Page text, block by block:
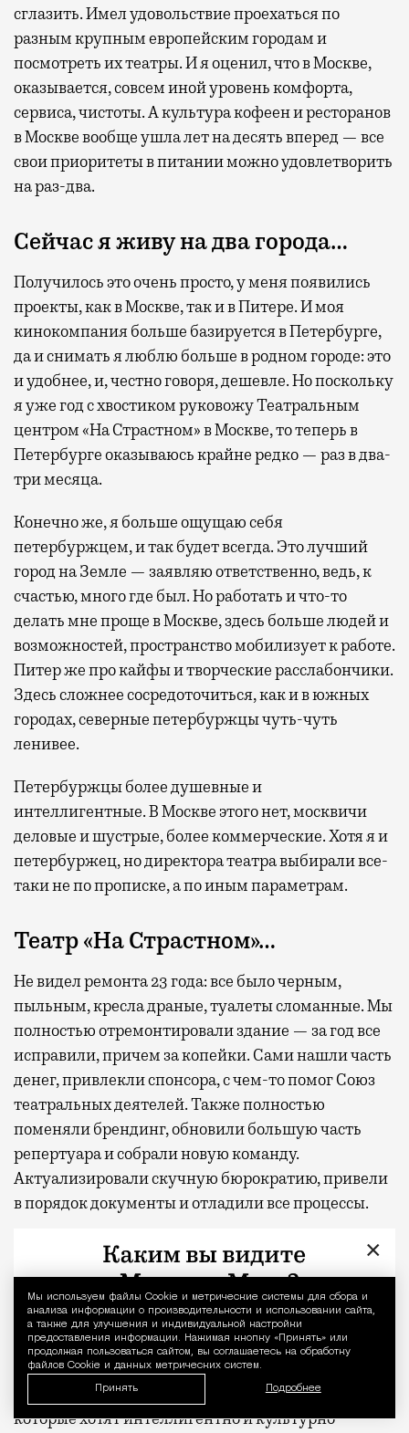
Уведомление
Мы используем файлы Сookie и метрические системы для сбора и
анализа информации о производительности и использовании сайта,
а также для улучшения и индивидуальной настройки
предоставления информации. Нажимая кнопку «Принять» или
продолжая пользоваться сайтом, вы соглашаетесь на обработку
файлов Cookie и данных метрических систем.
Принять Подробнее
сглазить. Имел удовольствие проехаться по
разным крупным европейским городам и
посмотреть их театры. И я оценил, что в Москве,
оказывается, совсем иной уровень комфорта,
сервиса, чистоты. А культура кофеен и ресторанов
в Москве вообще ушла лет на десять вперед — все
свои приоритеты в питании можно удовлетворить
на раз-два.
Сейчас я живу на два города…
Получилось это очень просто, у меня появились
проекты, как в Москве, так и в Питере. И моя
кинокомпания больше базируется в Петербурге,
да и снимать я люблю больше в родном городе: это
и удобнее, и, честно говоря, дешевле. Но поскольку
я уже год с хвостиком руковожу Театральным
центром «На Страстном» в Москве, то теперь в
Петербурге оказываюсь крайне редко — раз в два-
три месяца.
Конечно же, я больше ощущаю себя
петербуржцем, и так будет всегда. Это лучший
город на Земле — заявляю ответственно, ведь, к
счастью, много где был. Но работать и что-то
делать мне проще в Москве, здесь больше людей и
возможностей, пространство мобилизует к работе.
Питер же про кайфы и творческие расслабончики.
Здесь сложнее сосредоточиться, как и в южных
городах, северные петербуржцы чуть-чуть
ленивее.
Петербуржцы более душевные и
интеллигентные. В Москве этого нет, москвичи
деловые и шустрые, более коммерческие. Хотя я и
петербуржец, но директора театра выбирали все-
таки не по прописке, а по иным параметрам.
Театр «На Страстном»…
Не видел ремонта 23 года: все было черным,
пыльным, кресла драные, туалеты сломанные. Мы
полностью отремонтировали здание — за год все
исправили, причем за копейки. Сами нашли часть
денег, привлекли спонсора, с чем-то помог Союз
театральных деятелей. Также полностью
поменяли брендинг, обновили большую часть
репертуара и собрали новую команду.
Актуализировали скучную бюрократию, привели
в порядок документы и отладили все процессы.
Стараюсь, чтобы театр предстал перед гостями
чистым, современным, интеллигентным и
уютным. Пытаюсь создать сервисный театр. Здесь
культ гостя, а не режиссера. В репертуаре
эмоционально поддерживающие, положительные
постановки. Наш театр становится удовольствием
не для театралов критиков, а для простых людей,
которые хотят интеллигентно и культурно
×